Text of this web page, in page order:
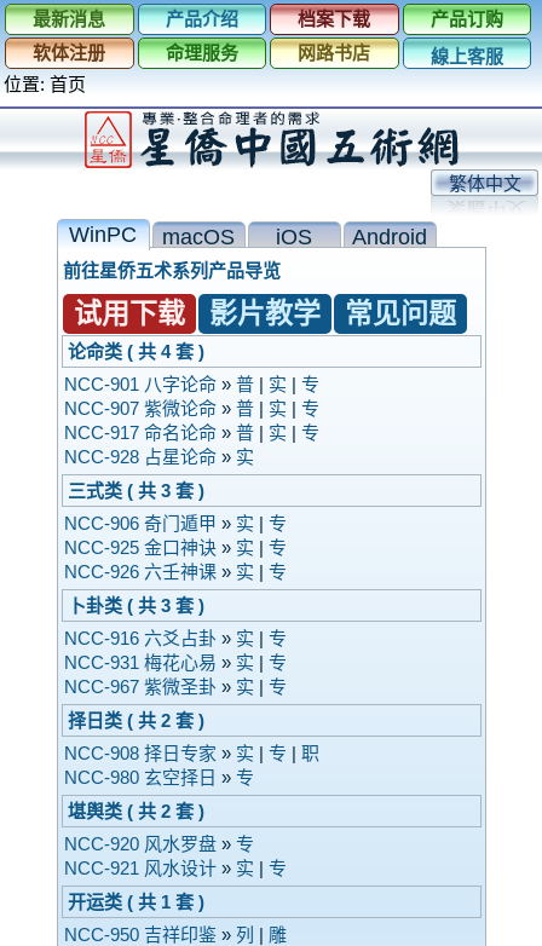
最新消息 产品介绍 档案下载
产品订购
软体注册
命理服务 网路书店
線上客服
位置: 首页
繁体中文
WinPC macOS iOS Android
前往星侨五术系列产品导览
试用下载 影片教学 常见问题
论命类 ( 共 4 套 )
NCC-901 八字论命» 普| 实 | 专
NCC-907 紫微论命» 普| 实 | 专
NCC-917 命名论命» 普| 实 | 专
NCC-928 占星论命» 实
三式类 ( 共 3 套 )
NCC-906 奇门遁甲 » 实 | 专
NCC-925 金口神诀» 实 | 专
NCC-926 六壬神课» 实 | 专
卜卦类 ( 共 3 套 )
NCC-916 六爻占卦 » 实 | 专
NCC-931 梅花心易 » 实 | 专
NCC-967 紫微圣卦 » 实 | 专
择日类 ( 共 2 套 )
NCC-908 择日专家 » 实 | 专 | 职
NCC-980 玄空择日 » 专
堪舆类 ( 共 2 套 )
NCC-920 风水罗盘» 专
NCC-921 风水设计» 实 | 专
开运类 ( 共 1 套 )
NCC-950 吉祥印鉴» 列 | 雕